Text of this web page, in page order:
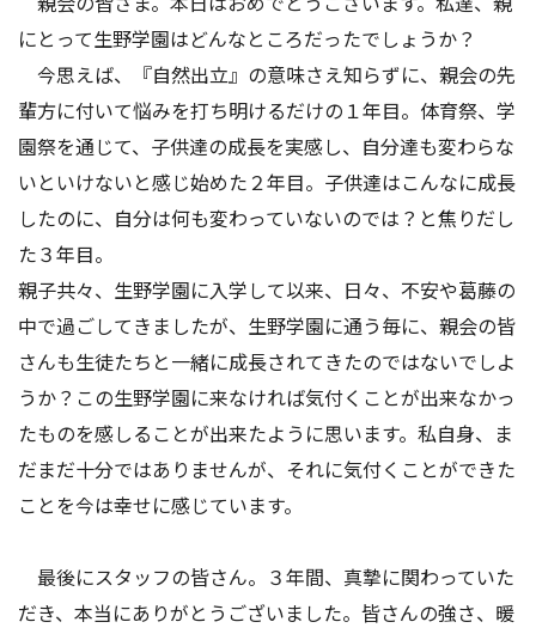
にとって生野学園はどんなところだったでしょうか？
今思えば、『自然出立』の意味さえ知らずに、親会の先
輩方に付いて悩みを打ち明けるだけの１年目。体育祭、学
園祭を通じて、子供達の成長を実感し、自分達も変わらな
いといけないと感じ始めた２年目。子供達はこんなに成長
したのに、自分は何も変わっていないのでは？と焦りだし
た３年目。
親子共々、生野学園に入学して以来、日々、不安や葛藤の
中で過ごしてきましたが、生野学園に通う毎に、親会の皆
さんも生徒たちと一緒に成長されてきたのではないでしよ
うか？この生野学園に来なければ気付くことが出来なかっ
たものを感しることが出来たように思います。私自身、ま
だまだ十分ではありませんが、それに気付くことができた
ことを今は幸せに感じています。
最後にスタッフの皆さん。３年間、真摯に関わっていた
だき、本当にありがとうございました。皆さんの強さ、暖